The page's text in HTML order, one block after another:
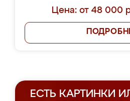
Цена: от 48 000
ЕСТЬ КАРТИНКИ